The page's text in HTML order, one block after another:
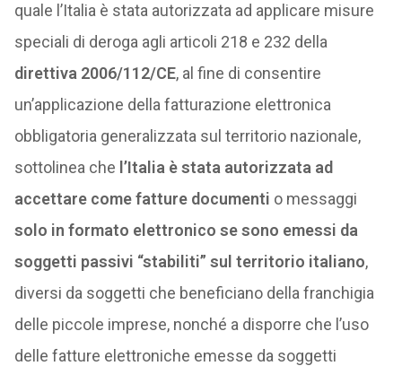
quale l’Italia è stata autorizzata ad applicare misure
speciali di deroga agli articoli 218 e 232 della
direttiva 2006/112/CE, al fine di consentire
un’applicazione della fatturazione elettronica
obbligatoria generalizzata sul territorio nazionale,
sottolinea che l’Italia è stata autorizzata ad
accettare come fatture documenti o messaggi
solo in formato elettronico se sono emessi da
soggetti passivi “stabiliti” sul territorio italiano,
diversi da soggetti che beneficiano della franchigia
delle piccole imprese, nonché a disporre che l’uso
delle fatture elettroniche emesse da soggetti